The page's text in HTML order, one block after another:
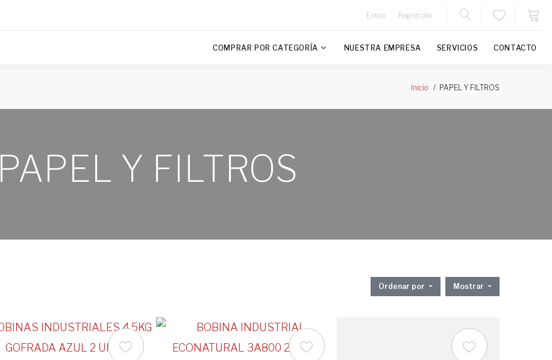
Entrar Regístrate
COMPRAR POR CATEGORÍA NUESTRA EMPRESA SERVICIOS CONTACTO
Inicio PAPEL Y FILTROS
PAPEL Y FILTROS
Ordenar por Mostrar